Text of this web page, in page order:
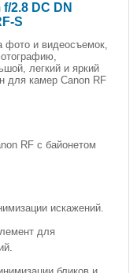
2.8 DC DN
S
фото и видеосъемок,
легкий и яркий
для камер Canon RF
RF с байонетом
искажений.
для